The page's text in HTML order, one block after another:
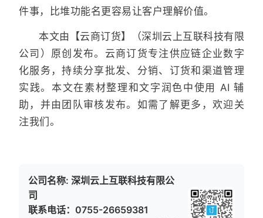
件事，比堆功能名更容易让客户理解价值。
本文由【云商订货】（深圳云上互联科技有限
公司）原创发布。云商订货专注供应链企业数字
化服务，持续分享批发、分销、订货和渠道管理
实践。本文在素材整理和文字润色中使用 AI 辅
助，并由团队审核发布。如需了解更多，欢迎关
注我们。
公司名称: 深圳云上互联科技有限公
司
联系电话：0755-26659381